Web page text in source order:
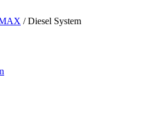
/ Diesel System